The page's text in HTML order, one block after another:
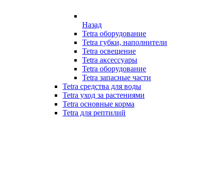
Назад
Tetra оборудование
Tetra губки, наполнители
Tetra освещение
Tetra аксессуары
Tetra оборудование
Tetra запасные части
Tetra средства для воды
Tetra уход за растениями
Tetra основные корма
Tetra для рептилий